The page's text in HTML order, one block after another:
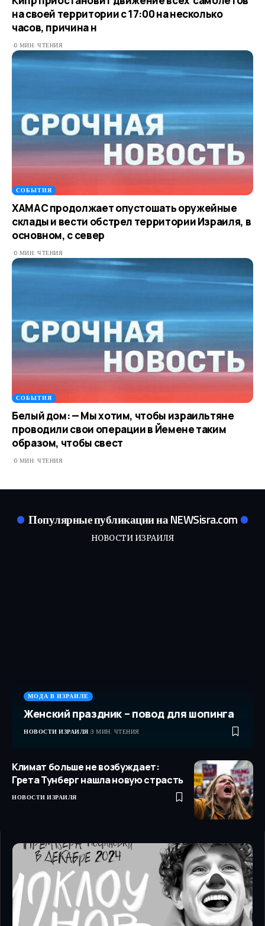
на своей территории с 17:00 на несколько
часов, причина н
0 МИН. ЧТЕНИЯ
СОБЫТИЯ
ХАМАС продолжает опустошать оружейные
склады и вести обстрел территории Израиля, в
основном, с север
0 МИН. ЧТЕНИЯ
СОБЫТИЯ
Белый дом: — Мы хотим, чтобы израильтяне
проводили свои операции в Йемене таким
образом, чтобы свест
0 МИН. ЧТЕНИЯ
Популярные публикации на NEWSisra.com
НОВОСТИ ИЗРАИЛЯ
МОДА В ИЗРАИЛЕ
Женский праздник – повод для шопинга
НОВОСТИ ИЗРАИЛЯ 3 МИН. ЧТЕНИЯ
Климат больше не возбуждает:
Грета Тунберг нашла новую страсть
НОВОСТИ ИЗРАИЛЯ